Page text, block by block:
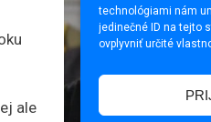
technológiami nám
jedinečné ID na tejto
ovplyvniť určité
ale